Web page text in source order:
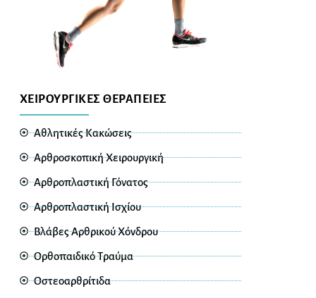
ΧΕΙΡΟΥΡΓΙΚΕΣ ΘΕΡΑΠΕΙΕΣ
Αθλητικές Κακώσεις
Αρθροσκοπική Χειρουργική
Αρθροπλαστική Γόνατος
Αρθροπλαστική Ισχίου
Βλάβες Αρθρικού Χόνδρου
Ορθοπαιδικό Τραύμα
Οστεοαρθρίτιδα